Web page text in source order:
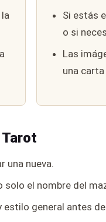
Si estás
o si
Las
una
una nueva.
solo el nombre del
general antes